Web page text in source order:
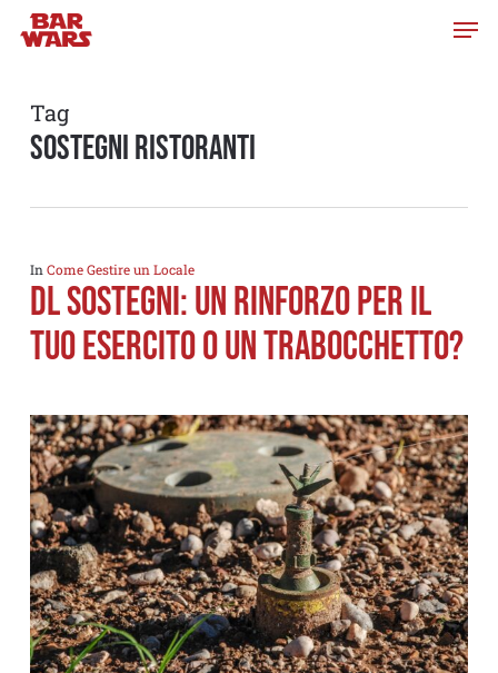
Skip
content
Tag
sostegni ristoranti
In Come Gestire un Locale
DL Sostegni: un Rinforzo per il
tuo esercito o un trabocchetto?